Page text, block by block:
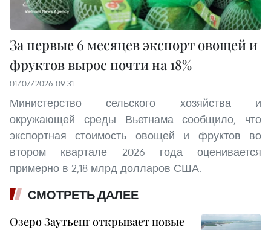
За первые 6 месяцев экспорт овощей и
фруктов вырос почти на 18%
01/07/2026 09:31
Министерство сельского хозяйства и
окружающей среды Вьетнама сообщило, что
экспортная стоимость овощей и фруктов во
втором квартале 2026 года оценивается
примерно в 2,18 млрд долларов США.
СМОТРЕТЬ ДАЛЕЕ
Озеро Заутьенг открывает новые